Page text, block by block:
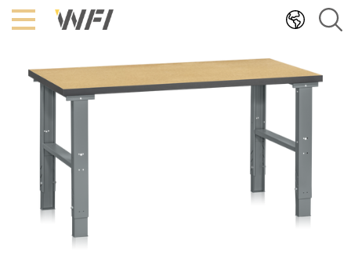
Hoppa
till